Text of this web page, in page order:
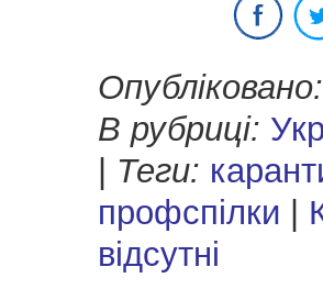
Опубліковано:
В рубриці:
Теги:
профспілки
відсутні